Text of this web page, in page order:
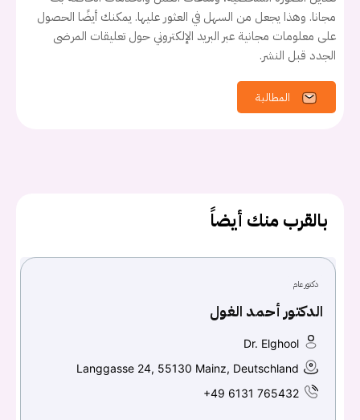
مجانا. وهذا يجعل من السهل في العثور عليها. يمكنك أيضًا الحصول
على معلومات مجانية عبر البريد الإلكتروني حول تعليقات المرضى
الجدد قبل النشر.
المطالبة
بالقرب منك أيضاً
دكتور عام
الدكتور أحمد الغول
Dr. Elghool
Langgasse 24, 55130 Mainz, Deutschland
+49 6131 765432